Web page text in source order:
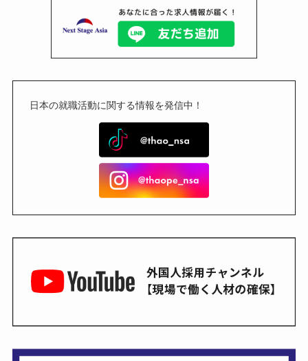
日本の就職活動に関する情報を発信中！